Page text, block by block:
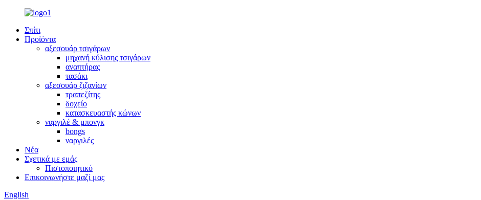
Σπίτι
Προϊόντα
αξεσουάρ τσιγάρων
μηχανή κύλισης τσιγάρων
αναπτήρας
τασάκι
αξεσουάρ ζιζανίων
τραπεζίτης
δοχείο
κατασκευαστής κώνων
ναργιλέ & μπονγκ
bongs
ναργιλές
Νέα
Σχετικά με εμάς
Πιστοποιητικό
Επικοινωνήστε μαζί μας
English